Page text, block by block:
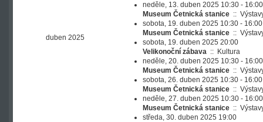
duben 2025
neděle, 13. duben 2025 10:30 - 16:00
Museum Četnická stanice ::
sobota, 19. duben 2025 10:30 - 16:00
Museum Četnická stanice ::
sobota, 19. duben 2025 20:00
Velikonoční zábava :: Kultura
neděle, 20. duben 2025 10:30 - 16:00
Museum Četnická stanice ::
sobota, 26. duben 2025 10:30 - 16:00
Museum Četnická stanice ::
neděle, 27. duben 2025 10:30 - 16:00
Museum Četnická stanice ::
středa, 30. duben 2025 19:00